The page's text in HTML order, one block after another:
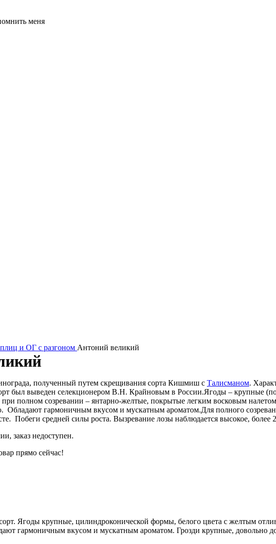
меня
и ОГ с разгоном Антоний великий
полученный путем скрещивания сорта Кишмиш с Талисманом. Х
был выведен селекционером В.Н. Крайновым в России.Ягоды – крупные
полном созревании – янтарно-желтые, покрытые легким восковым
Обладают гармоничным вкусом и мускатным ароматом.Для полного
Побеги средней силы роста. Вызревание лозы наблюдается высокое, более
заказ недоступен.
прямо сейчас!
Ягоды крупные, цилиндроконической формы, белого цвета с желтым
гармоничным вкусом и мускатным ароматом. Грозди крупные, довольно